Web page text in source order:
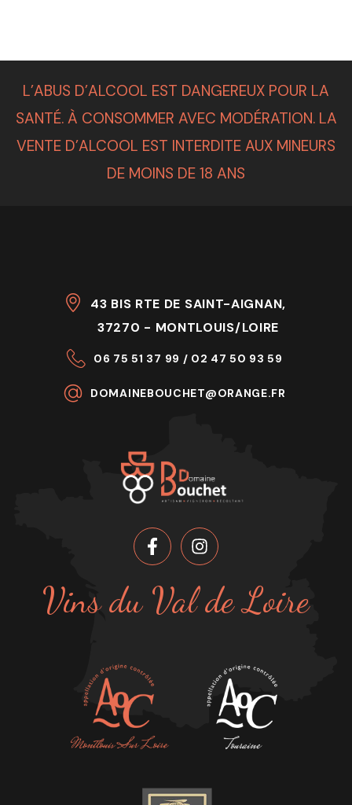
L’ABUS D’ALCOOL EST DANGEREUX POUR LA
SANTÉ. À CONSOMMER AVEC MODÉRATION. LA
VENTE D’ALCOOL EST INTERDITE AUX MINEURS
DE MOINS DE 18 ANS
43 BIS RTE DE SAINT-AIGNAN,
37270 - MONTLOUIS/LOIRE
06 75 51 37 99 / 02 47 50 93 59
DOMAINEBOUCHET@ORANGE.FR
Vins du Val de Loire